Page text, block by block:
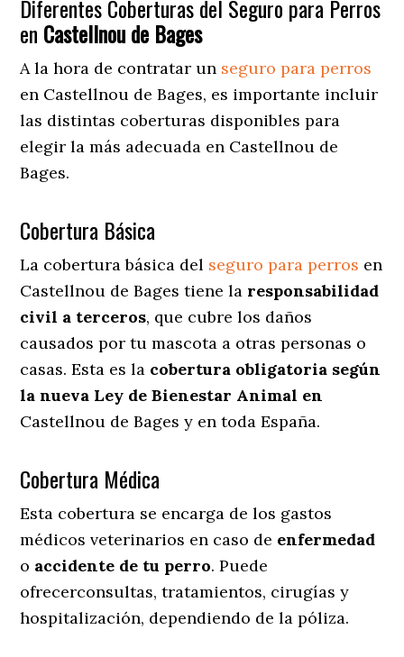
Diferentes Coberturas del Seguro para Perros
en Castellnou de Bages
A la hora de contratar un seguro para perros
en Castellnou de Bages, es importante incluir
las distintas coberturas disponibles para
elegir la más adecuada en Castellnou de
Bages.
Cobertura Básica
La cobertura básica del seguro para perros en
Castellnou de Bages tiene la responsabilidad
civil a terceros, que cubre los daños
causados por tu mascota a otras personas o
casas. Esta es la cobertura obligatoria según
la nueva Ley de Bienestar Animal en
Castellnou de Bages y en toda España.
Cobertura Médica
Esta cobertura se encarga de los gastos
médicos veterinarios en caso de enfermedad
o accidente de tu perro. Puede
ofrecerconsultas, tratamientos, cirugías y
hospitalización, dependiendo de la póliza.